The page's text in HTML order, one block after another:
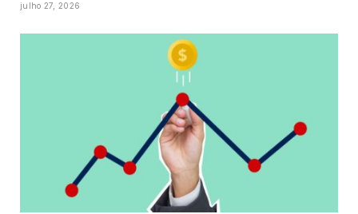
julho 27, 2026